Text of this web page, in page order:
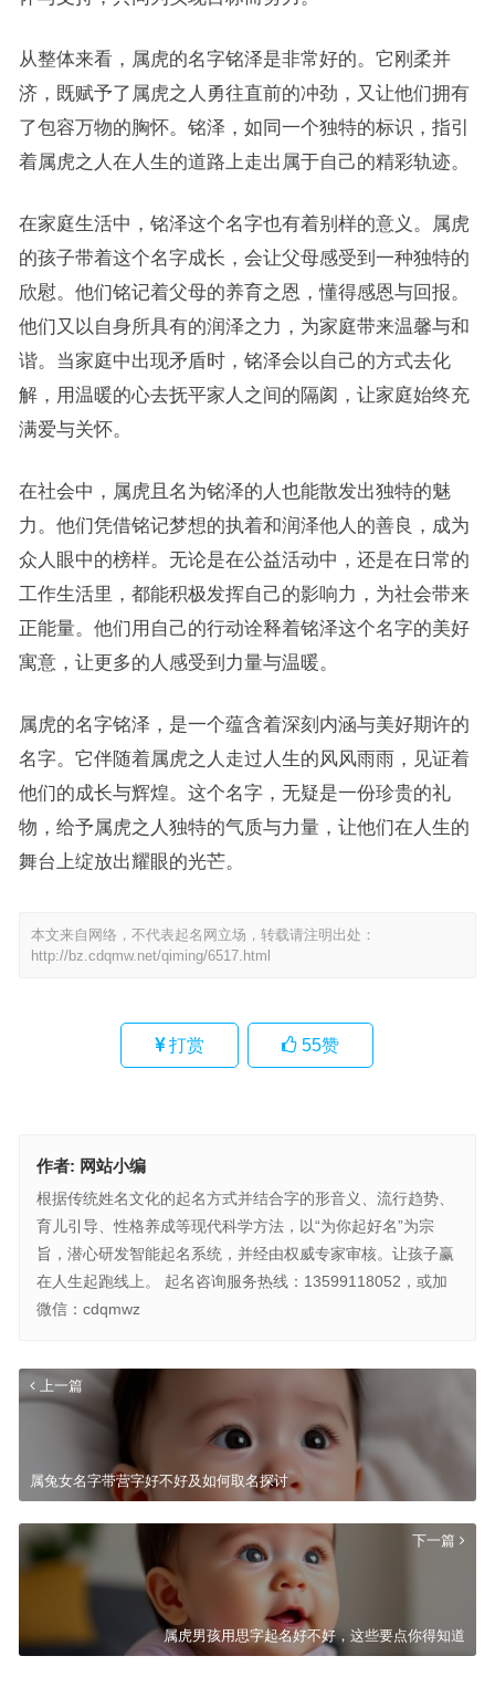
从整体来看，属虎的名字铭泽是非常好的。它刚柔并
济，既赋予了属虎之人勇往直前的冲劲，又让他们拥有
了包容万物的胸怀。铭泽，如同一个独特的标识，指引
着属虎之人在人生的道路上走出属于自己的精彩轨迹。
在家庭生活中，铭泽这个名字也有着别样的意义。属虎
的孩子带着这个名字成长，会让父母感受到一种独特的
欣慰。他们铭记着父母的养育之恩，懂得感恩与回报。
他们又以自身所具有的润泽之力，为家庭带来温馨与和
谐。当家庭中出现矛盾时，铭泽会以自己的方式去化
解，用温暖的心去抚平家人之间的隔阂，让家庭始终充
满爱与关怀。
在社会中，属虎且名为铭泽的人也能散发出独特的魅
力。他们凭借铭记梦想的执着和润泽他人的善良，成为
众人眼中的榜样。无论是在公益活动中，还是在日常的
工作生活里，都能积极发挥自己的影响力，为社会带来
正能量。他们用自己的行动诠释着铭泽这个名字的美好
寓意，让更多的人感受到力量与温暖。
属虎的名字铭泽，是一个蕴含着深刻内涵与美好期许的
名字。它伴随着属虎之人走过人生的风风雨雨，见证着
他们的成长与辉煌。这个名字，无疑是一份珍贵的礼
物，给予属虎之人独特的气质与力量，让他们在人生的
舞台上绽放出耀眼的光芒。
本文来自网络，不代表起名网立场，转载请注明出处：
http://bz.cdqmw.net/qiming/6517.html
打赏 55赞
作者: 网站小编
根据传统姓名文化的起名方式并结合字的形音义、流行趋势、
育儿引导、性格养成等现代科学方法，以“为你起好名”为宗
旨，潜心研发智能起名系统，并经由权威专家审核。让孩子赢
在人生起跑线上。 起名咨询服务热线：13599118052，或加
微信：cdqmwz
上一篇
属兔女名字带营字好不好及如何取名探讨
下一篇
属虎男孩用思字起名好不好，这些要点你得知道